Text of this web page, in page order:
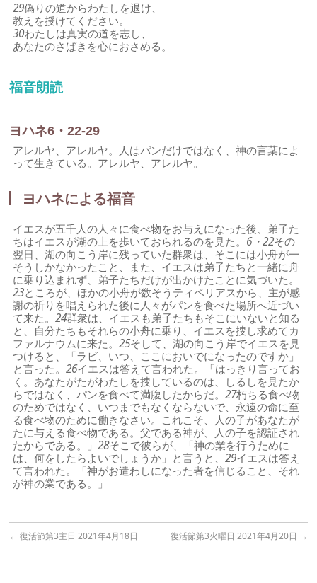
29偽りの道からわたしを退け、
教えを授けてください。
30わたしは真実の道を志し、
あなたのさばきを心におさめる。
福音朗読
ヨハネ6・22-29
アレルヤ、アレルヤ。人はパンだけではなく、神の言葉によ
って生きている。アレルヤ、アレルヤ。
ヨハネによる福音
イエスが五千人の人々に食べ物をお与えになった後、弟子た
ちはイエスが湖の上を歩いておられるのを見た。 6・22その
翌日、湖の向こう岸に残っていた群衆は、そこには小舟が一
そうしかなかったこと、また、イエスは弟子たちと一緒に舟
に乗り込まれず、弟子たちだけが出かけたことに気づいた。
23ところが、ほかの小舟が数そうティベリアスから、主が感
謝の祈りを唱えられた後に人々がパンを食べた場所へ近づい
て来た。24群衆は、イエスも弟子たちもそこにいないと知る
と、自分たちもそれらの小舟に乗り、イエスを捜し求めてカ
ファルナウムに来た。25そして、湖の向こう岸でイエスを見
つけると、「ラビ、いつ、ここにおいでになったのですか」
と言った。26イエスは答えて言われた。「はっきり言ってお
く。あなたがたがわたしを捜しているのは、しるしを見たか
らではなく、パンを食べて満腹したからだ。27朽ちる食べ物
のためではなく、いつまでもなくならないで、永遠の命に至
る食べ物のために働きなさい。これこそ、人の子があなたが
たに与える食べ物である。父である神が、人の子を認証され
たからである。」28そこで彼らが、「神の業を行うために
は、何をしたらよいでしょうか」と言うと、29イエスは答え
て言われた。「神がお遣わしになった者を信じること、それ
が神の業である。」
← 復活節第3主日 2021年4月18日 復活節第3火曜日 2021年4月20日 →